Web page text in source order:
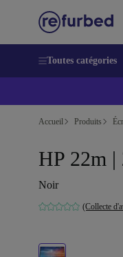
Toutes catégories
Accueil Produits
HP 22m |
Noir
(Collecte